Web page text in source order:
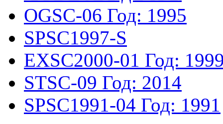
OGSC-06 Год: 1995
SPSC1997-S
EXSC2000-01 Год:
STSC-09 Год: 2014
SPSC1991-04 Год: 1991